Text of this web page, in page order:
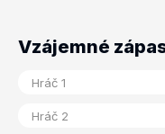
Vzájemné